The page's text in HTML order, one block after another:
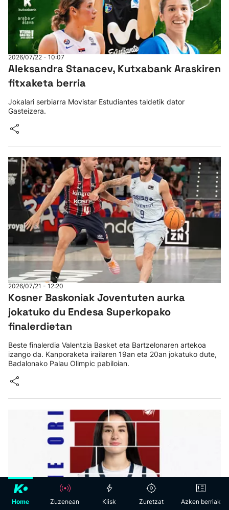
2026/07/22 - 10:07
Aleksandra Stanacev, Kutxabank Araskiren
fitxaketa berria
Jokalari serbiarra Movistar Estudiantes taldetik dator
Gasteizera.
2026/07/21 - 12:20
Kosner Baskoniak Joventuten aurka
jokatuko du Endesa Superkopako
finalerdietan
Beste finalerdia Valentzia Basket eta Bartzelonaren artekoa
izango da. Kanporaketa irailaren 19an eta 20an jokatuko dute,
Badalonako Palau Olimpic pabiloian.
Home Zuzenean Klisk Zuretzat Azken berriak